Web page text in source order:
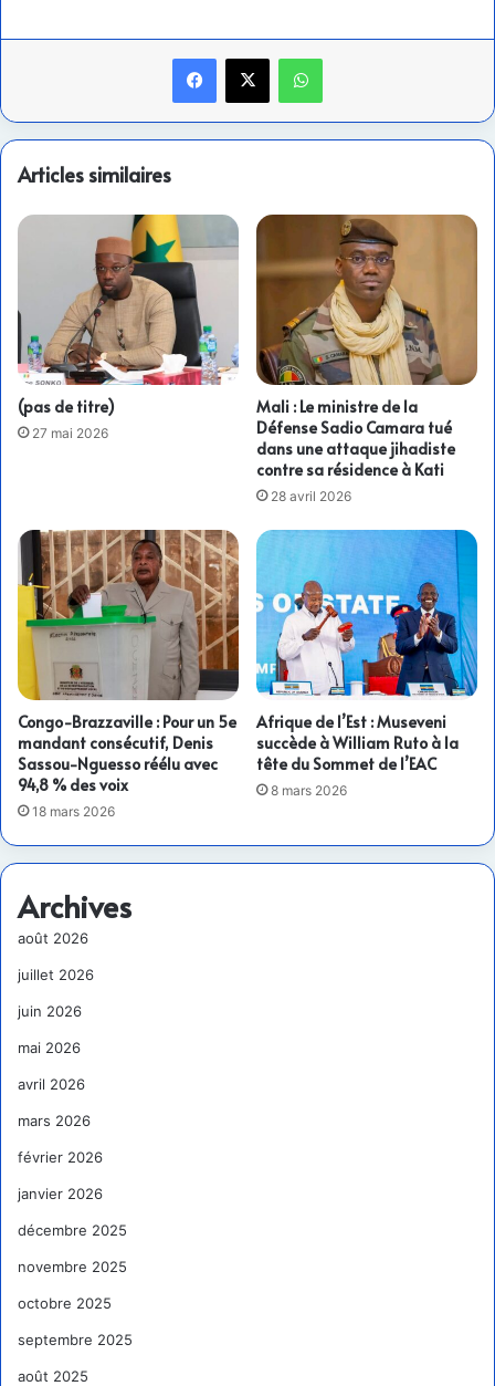
Facebook
X WhatsApp
Articles similaires
(pas de titre)
27 mai 2026
Mali : Le ministre de la
Défense Sadio Camara tué
dans une attaque jihadiste
contre sa résidence à Kati
28 avril 2026
Congo-Brazzaville : Pour un 5e
mandant consécutif, Denis
Sassou-Nguesso réélu avec
94,8 % des voix
18 mars 2026
Afrique de l’Est : Museveni
succède à William Ruto à la
tête du Sommet de l’EAC
8 mars 2026
Archives
août 2026
juillet 2026
juin 2026
mai 2026
avril 2026
mars 2026
février 2026
janvier 2026
décembre 2025
novembre 2025
octobre 2025
septembre 2025
août 2025